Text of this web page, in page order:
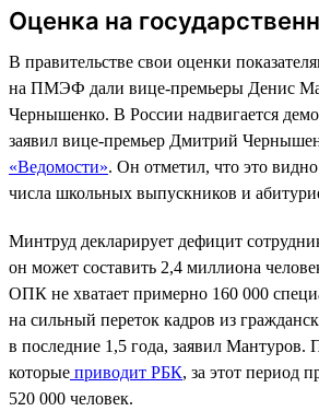
Оценка на
В правительстве свои оценки
на ПМЭФ дали вице-премьеры Денис
Чернышенко. В России надвигается
заявил вице-премьер Дмитрий
«Ведомости». Он отметил, что это
числа школьных выпускников и
Минтруд декларирует дефицит
он может составить 2,4 миллиона
ОПК не хватает примерно 160 000
на сильный переток кадров из
в последние 1,5 года, заявил Мантуров.
которые приводит РБК, за этот период
520 000 человек.